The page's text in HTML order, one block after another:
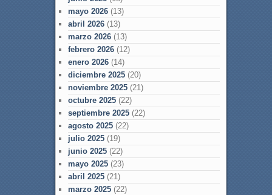
mayo 2026(13)
abril 2026(13)
marzo 2026(13)
febrero 2026(12)
enero 2026(14)
diciembre 2025(20)
noviembre 2025(21)
octubre 2025(22)
septiembre 2025(22)
agosto 2025(22)
julio 2025(19)
junio 2025(22)
mayo 2025(23)
abril 2025(21)
marzo 2025(22)